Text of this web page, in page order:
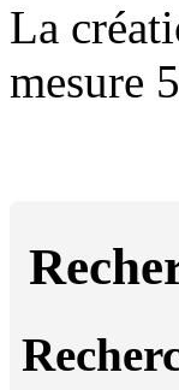
La
mesure